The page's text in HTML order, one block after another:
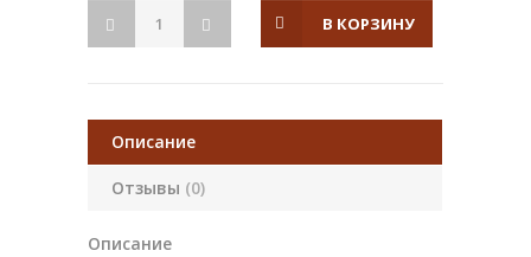
В КОРЗИНУ
Описание
Отзывы (0)
Описание